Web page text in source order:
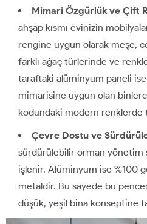
Mimari Özgürlük ve Çift
ahşap kısmı evinizin
rengine uygun olarak meşe,
farklı ağaç türlerinde ve
taraftaki alüminyum paneli ise
mimarisine uygun olan
kodundaki modern renklerde
Çevre Dostu ve
sürdürülebilir orman yönetim
işlenir. Alüminyum ise %100
metaldir. Bu sayede bu
düşük, yeşil bina konseptine